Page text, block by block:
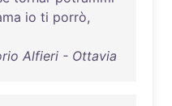
io ti porrò,
Alfieri - Ottavia